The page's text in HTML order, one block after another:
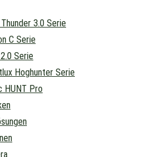
3.0 Serie
C Serie
Serie
Hoghunter Serie
HUNT Pro